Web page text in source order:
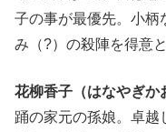
子の事が最優先。小柄
み（?）の殺陣を得意と
花柳香子（はなやぎか
踊の家元の孫娘。卓越